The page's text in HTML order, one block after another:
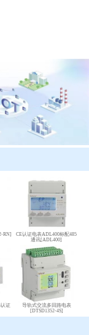
RN]
CE认证电表ADL400标配485
通讯[ADL400]
证
导轨式交流多回路电表
[DTSD1352-4S]